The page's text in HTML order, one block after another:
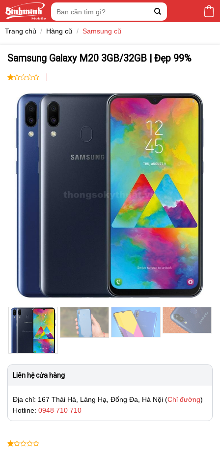
Tìm
kiếm:
Trang chủ / Hàng cũ / Samsung cũ
Samsung Galaxy M20 3GB/32GB | Đẹp 99%
trên
Liên hệ cửa hàng
Địa chỉ: 167 Thái Hà, Láng Hạ, Đống Đa, Hà Nội (Chỉ đường)
Hotline: 0948 710 710